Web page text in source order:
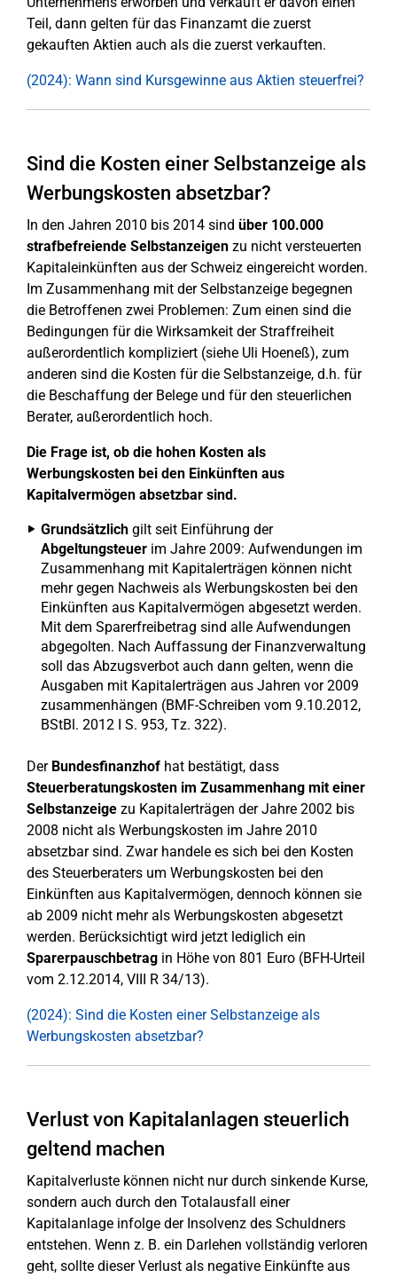
Teil, dann gelten für das Finanzamt die zuerst
gekauften Aktien auch als die zuerst verkauften.
(2024): Wann sind Kursgewinne aus Aktien steuerfrei?
Sind die Kosten einer Selbstanzeige als
Werbungskosten absetzbar?
In den Jahren 2010 bis 2014 sind über 100.000
strafbefreiende Selbstanzeigen zu nicht versteuerten
Kapitaleinkünften aus der Schweiz eingereicht worden.
Im Zusammenhang mit der Selbstanzeige begegnen
die Betroffenen zwei Problemen: Zum einen sind die
Bedingungen für die Wirksamkeit der Straffreiheit
außerordentlich kompliziert (siehe Uli Hoeneß), zum
anderen sind die Kosten für die Selbstanzeige, d.h. für
die Beschaffung der Belege und für den steuerlichen
Berater, außerordentlich hoch.
Die Frage ist, ob die hohen Kosten als
Werbungskosten bei den Einkünften aus
Kapitalvermögen absetzbar sind.
Grundsätzlich gilt seit Einführung der
Abgeltungsteuer im Jahre 2009: Aufwendungen im
Zusammenhang mit Kapitalerträgen können nicht
mehr gegen Nachweis als Werbungskosten bei den
Einkünften aus Kapitalvermögen abgesetzt werden.
Mit dem Sparerfreibetrag sind alle Aufwendungen
abgegolten. Nach Auffassung der Finanzverwaltung
soll das Abzugsverbot auch dann gelten, wenn die
Ausgaben mit Kapitalerträgen aus Jahren vor 2009
zusammenhängen (BMF-Schreiben vom 9.10.2012,
BStBl. 2012 I S. 953, Tz. 322).
Der Bundesfinanzhof hat bestätigt, dass
Steuerberatungskosten im Zusammenhang mit einer
Selbstanzeige zu Kapitalerträgen der Jahre 2002 bis
2008 nicht als Werbungskosten im Jahre 2010
absetzbar sind. Zwar handele es sich bei den Kosten
des Steuerberaters um Werbungskosten bei den
Einkünften aus Kapitalvermögen, dennoch können sie
ab 2009 nicht mehr als Werbungskosten abgesetzt
werden. Berücksichtigt wird jetzt lediglich ein
Sparerpauschbetrag in Höhe von 801 Euro (BFH-Urteil
vom 2.12.2014, VIII R 34/13).
(2024): Sind die Kosten einer Selbstanzeige als
Werbungskosten absetzbar?
Verlust von Kapitalanlagen steuerlich
geltend machen
Kapitalverluste können nicht nur durch sinkende Kurse,
sondern auch durch den Totalausfall einer
Kapitalanlage infolge der Insolvenz des Schuldners
entstehen. Wenn z. B. ein Darlehen vollständig verloren
geht, sollte dieser Verlust als negative Einkünfte aus